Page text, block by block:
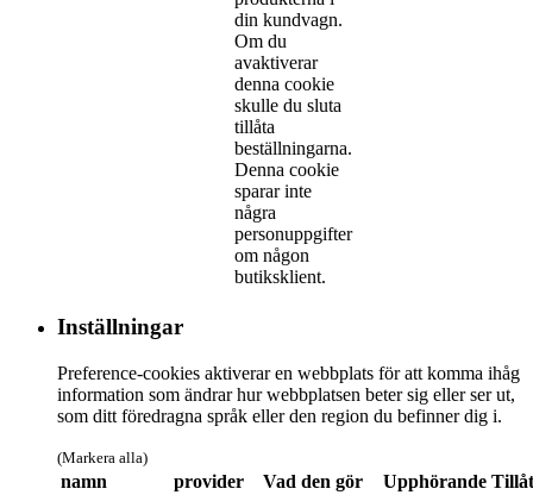
din kundvagn.
Om du
avaktiverar
denna cookie
skulle du sluta
tillåta
beställningarna.
Denna cookie
sparar inte
några
personuppgifter
om någon
butiksklient.
Inställningar
Preference-cookies aktiverar en webbplats för att komma ihåg
information som ändrar hur webbplatsen beter sig eller ser ut,
som ditt föredragna språk eller den region du befinner dig i.
(Markera alla)
namn provider Vad den gör Upphörande